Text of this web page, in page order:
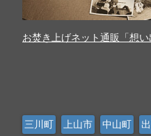
お焚き上げネット通販「想い
三川町 上山市 中山町